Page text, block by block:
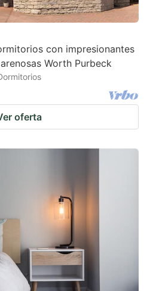
con impresionantes
Worth Purbeck
oferta